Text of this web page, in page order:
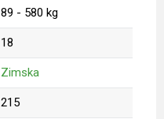
89 - 580 kg
18
Zimska
215